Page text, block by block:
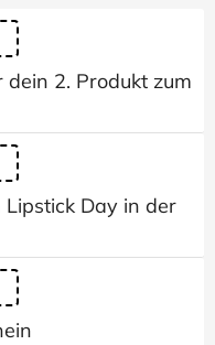
2. Produkt zum
Day in der